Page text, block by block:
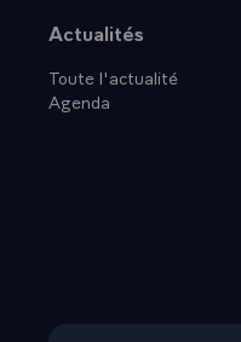
Plan du site
Actualités
Toute l'actualité
Agenda